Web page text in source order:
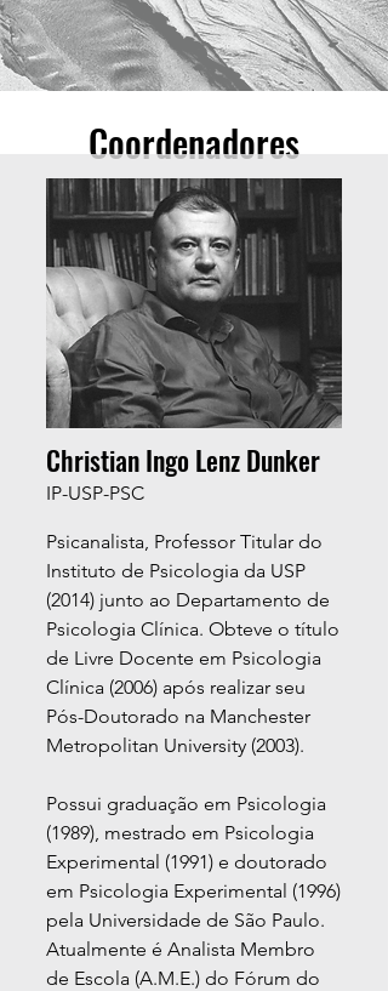
Coordenadores
Christian Ingo Lenz Dunker
IP-USP-PSC
Psicanalista, Professor Titular do
Instituto de Psicologia da USP
(2014) junto ao Departamento de
Psicologia Clínica. Obteve o título
de Livre Docente em Psicologia
Clínica (2006) após realizar seu
Pós-Doutorado na Manchester
Metropolitan University (2003).
Possui graduação em Psicologia
(1989), mestrado em Psicologia
Experimental (1991) e doutorado
em Psicologia Experimental (1996)
pela Universidade de São Paulo.
Atualmente é Analista Membro
de Escola (A.M.E.) do Fórum do